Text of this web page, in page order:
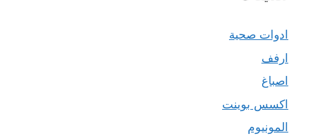
ادوات صحية
ارفف
اصباغ
اكسس بوينت
المونيوم